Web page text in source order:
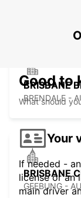
KIPPA RING -
BRISBANE
BRENDALE -
BRISBANE
GEEBUNG -
Good to
What should
Your
If needed -
license or an
main driver